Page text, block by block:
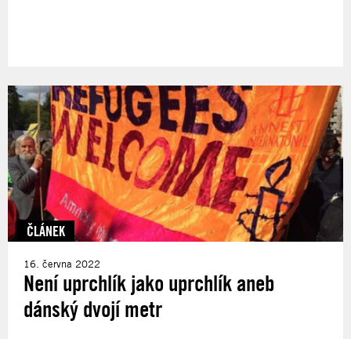
ČLÁNEK
16. června 2022
Není uprchlík jako uprchlík aneb
dánský dvojí metr